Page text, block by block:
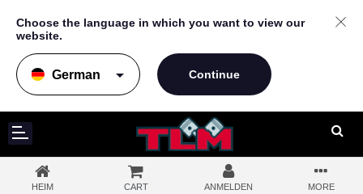
Choose the language in which you want to view our
website.
arrow_drop_down
HEIM CART ANMELDEN MORE